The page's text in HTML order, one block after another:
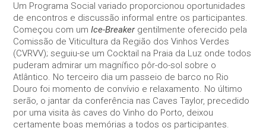
Um Programa Social variado proporcionou oportunidades
de encontros e discussão informal entre os participantes.
Começou com umIce-Breakergentilmente oferecido pela
Comissão de Viticultura da Região dos Vinhos Verdes
(CVRVV); seguiu-se um Cocktail na Praia da Luz onde todos
puderam admirar um magnífico pôr-do-sol sobre o
Atlântico. No terceiro dia um passeio de barco no Rio
Douro foi momento de convívio e relaxamento. No último
serão, o jantar da conferência nas Caves Taylor, precedido
por uma visita às caves do Vinho do Porto, deixou
certamente boas memórias a todos os participantes.
chance of
seeing
personalized
content and
offers.